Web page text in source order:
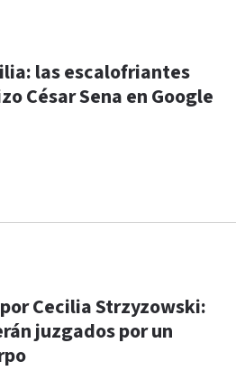
las escalofriantes
César Sena en Google
Cecilia Strzyzowski:
juzgados por un